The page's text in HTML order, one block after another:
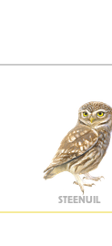
STEENUIL